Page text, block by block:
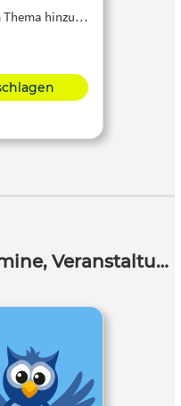
Thema hinzu…
Bildungsangebote, Termine, Veranstaltungen